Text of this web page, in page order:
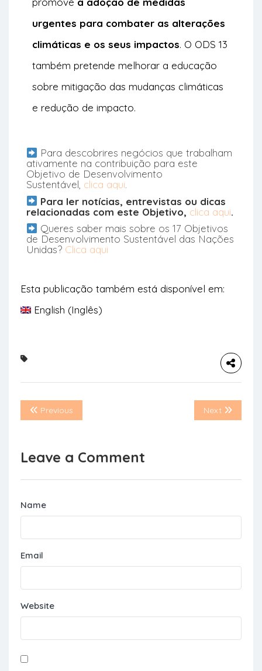
urgentes para combater as alterações
climáticas e os seus impactos. O ODS 13
também pretende melhorar a educação
sobre mitigação das mudanças climáticas
e redução de impacto.
Para descobrires negócios que trabalham
ativamente na contribuição para este
Objetivo de Desenvolvimento
Sustentável, clica aqui.
Para ler notícias, entrevistas ou dicas
relacionadas com este Objetivo, clica aqui.
Queres saber mais sobre os 17 Objetivos
de Desenvolvimento Sustentável das Nações
Unidas? Clica aqui
Esta publicação também está disponível em:
English (Inglês)
Previous Next
Leave a Comment
Name
Email
Website